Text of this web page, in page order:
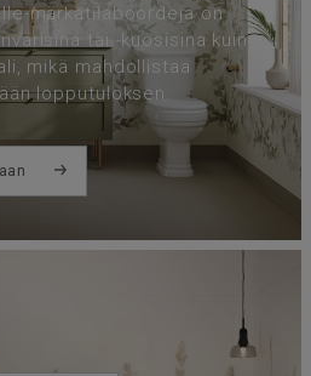
märkätilaboordeja on
tai -kuosisina kuin
mikä mahdollistaa
lopputuloksen.